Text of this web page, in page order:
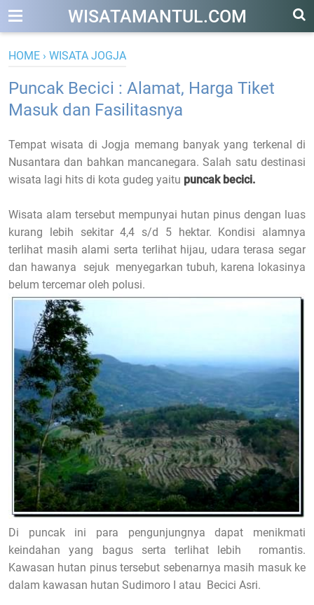
WISATAMANTUL.COM
HOME › WISATA JOGJA
Puncak Becici : Alamat, Harga Tiket
Masuk dan Fasilitasnya
Tempat wisata di Jogja memang banyak yang terkenal di
Nusantara dan bahkan mancanegara. Salah satu destinasi
wisata lagi hits di kota gudeg yaitu puncak becici.
Wisata alam tersebut mempunyai hutan pinus dengan luas
kurang lebih sekitar 4,4 s/d 5 hektar. Kondisi alamnya
terlihat masih alami serta terlihat hijau, udara terasa segar
dan hawanya sejuk menyegarkan tubuh, karena lokasinya
belum tercemar oleh polusi.
Di puncak ini para pengunjungnya dapat menikmati
keindahan yang bagus serta terlihat lebih romantis.
Kawasan hutan pinus tersebut sebenarnya masih masuk ke
dalam kawasan hutan Sudimoro I atau Becici Asri.